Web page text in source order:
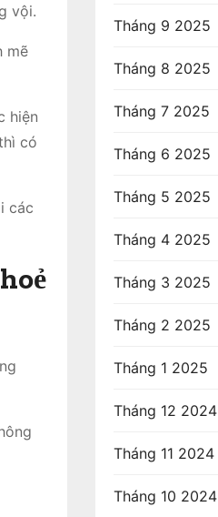
vội.
mẽ
hiện
có
các
Tháng 9 2025
Tháng 8 2025
Tháng 7 2025
Tháng 6 2025
Tháng 5 2025
Tháng 4 2025
Tháng 3 2025
Tháng 2 2025
Tháng 1 2025
Tháng 12 2024
Tháng 11 2024
Tháng 10 2024